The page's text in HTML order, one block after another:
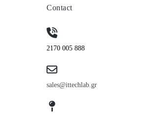
Contact
2170 005 888
sales@ittechlab.gr